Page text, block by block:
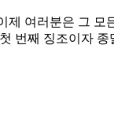
여러분은 그
번째 징조이자